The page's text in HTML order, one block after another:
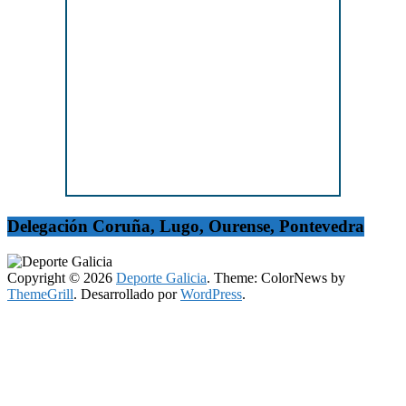
Delegación Coruña, Lugo, Ourense, Pontevedra
Copyright © 2026 Deporte Galicia. Theme: ColorNews by
ThemeGrill. Desarrollado porWordPress.